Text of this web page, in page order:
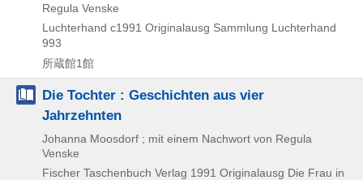
Regula Venske
Luchterhand c1991 Originalausg Sammlung Luchterhand
993
所蔵館1館
Die Tochter : Geschichten aus vier
Jahrzehnten
Johanna Moosdorf ; mit einem Nachwort von Regula
Venske
Fischer Taschenbuch Verlag 1991 Originalausg Die Frau in